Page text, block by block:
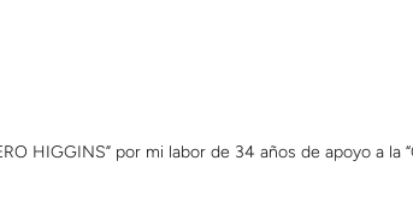
HIGGINS” por mi labor de 34 años de apoyo a la